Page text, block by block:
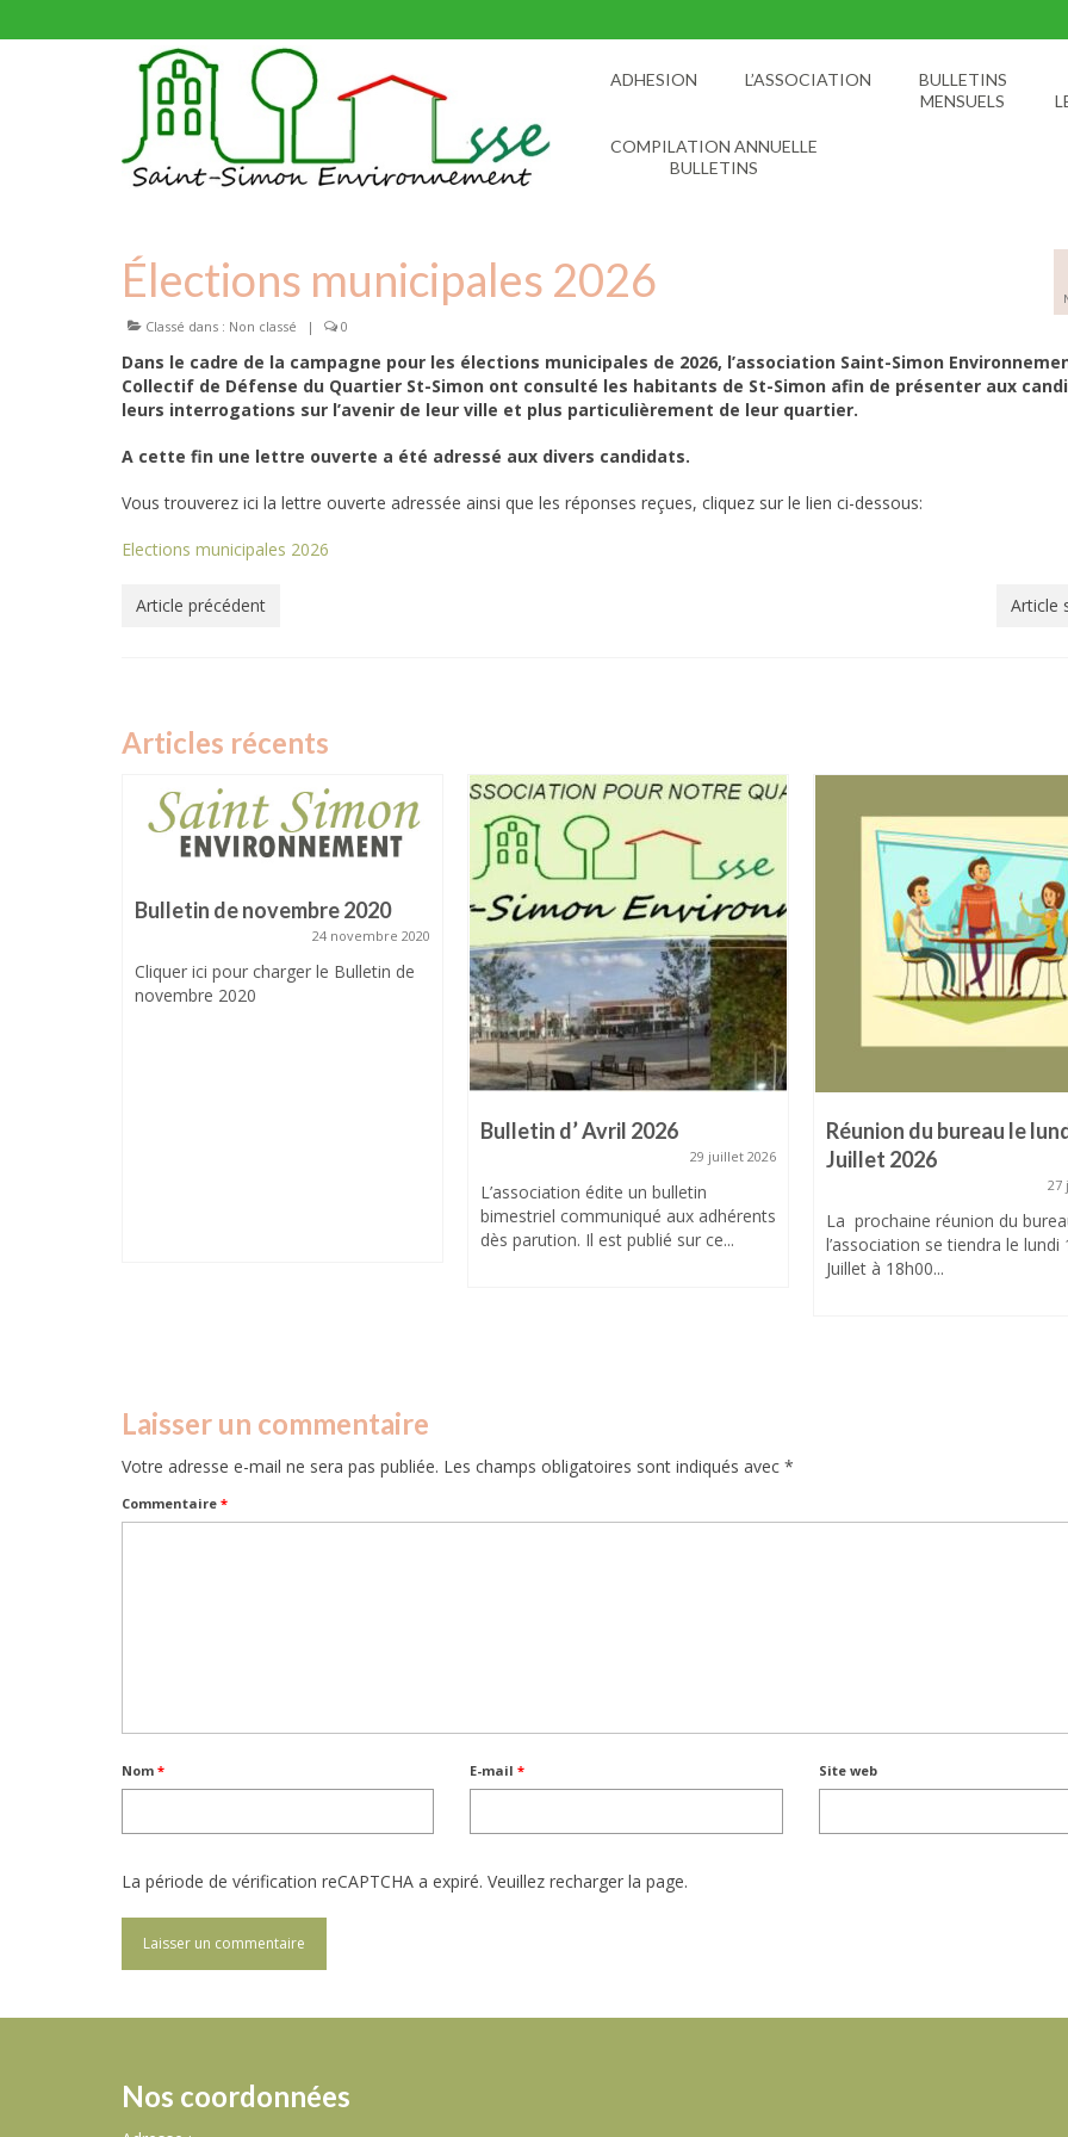
ADHESION L’ASSOCIATION
BULLETINS
MENSUELS
COMPILATION ANNUELLE
BULLETINS
Élections municipales 2026
Classé dans : Non classé | 0
Dans le cadre de la campagne pour les élections municipales de 2026, l’association Saint-Simon
Collectif de Défense du Quartier St-Simon ont consulté les habitants de St-Simon afin de présenter aux
leurs interrogations sur l’avenir de leur ville et plus particulièrement de leur quartier.
A cette fin une lettre ouverte a été adressé aux divers candidats.
Vous trouverez ici la lettre ouverte adressée ainsi que les réponses reçues, cliquez sur le lien ci-dessous:
Elections municipales 2026
Article précédent Article
Articles récents
Bulletin de novembre 2020
24 novembre 2020
Cliquer ici pour charger le Bulletin de
novembre 2020
Bulletin d’ Avril 2026
29 juillet 2026
L’association édite un bulletin
bimestriel communiqué aux adhérents
dès parution. Il est publié sur ce...
Réunion du bureau le
Juillet 2026
27
La prochaine réunion du
l’association se tiendra le lundi
Juillet à 18h00...
Laisser un commentaire
Votre adresse e-mail ne sera pas publiée. Les champs obligatoires sont indiqués avec *
Commentaire *
Nom * E-mail* Site web
La période de vérification reCAPTCHA a expiré. Veuillez recharger la page.
Nos coordonnées